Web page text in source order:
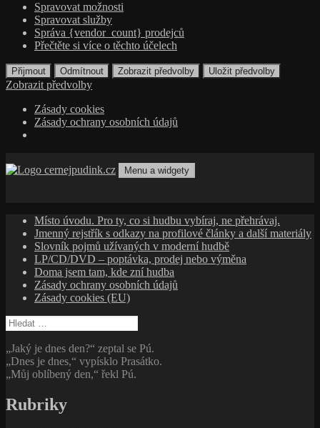
Spravovat možnosti
Spravovat služby
Správa {vendor_count} prodejců
Přečtěte si více o těchto účelech
Přijmout Odmítnout Zobrazit předvolby Uložit předvolby
Zobrazit předvolby
Zásady cookies
Zásady ochrany osobních údajů
k
Menu a widgety
Místo úvodu. Pro ty, co si hudbu vybíraj, ne přehrávaj.
Jmenný rejstřík s odkazy na profilové články a další materiály
Slovník pojmů užívaných v moderní hudbě
LP/CD/DVD – poptávka, prodej nebo výměna
Doma jsem tam, kde zní hudba
Zásady ochrany osobních údajů
Zásady cookies (EU)
Vyhledávání
„Jaký je dnes den?“ zeptal se Pú.
„Dnes je dnes,“ vypísklo Prasátko.
„Můj oblíbený den,“ řekl Pú.
Rubriky